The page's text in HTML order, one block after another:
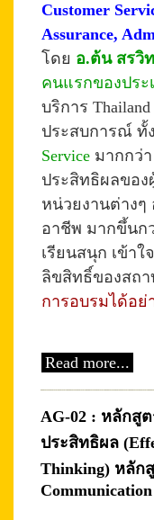
Customer
Assurance,
โดย อ.ต้น สรวิ
คนแรกของประ
บริการ
ประสบการณ์ ทั้
Service มากกว่า
ประสิทธิผลของ
หน่วยงานต่าง
อาชีพ มากขึ้นก
เรียนสนุก เข้าใ
ลิขสิทธิ์ของสถา
การอบรมได้อ
Read more...
AG-02 : หลักสู
ประสิทธิผล
Thinking) หลัก
Communication